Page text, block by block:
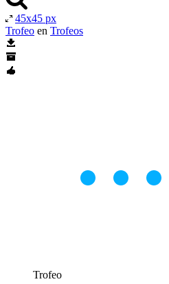
45x45 px
Trofeo en Trofeos
Trofeo